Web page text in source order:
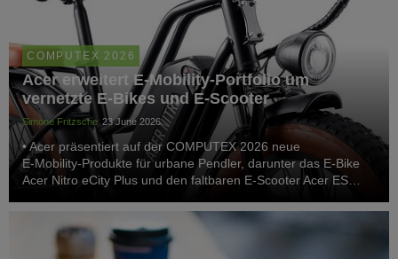
COMPUTEX 2026
Acer erweitert E‑Mobility‑Portfolio um
vernetzte E‑Bikes und E‑Scooter
Simone Fritzsche 23 June 2026
• Acer präsentiert auf der COMPUTEX 2026 neue
E‑Mobility‑Produkte für urbane Pendler, darunter das E‑Bike
Acer Nitro eCity Plus und den faltbaren E‑Scooter Acer ES